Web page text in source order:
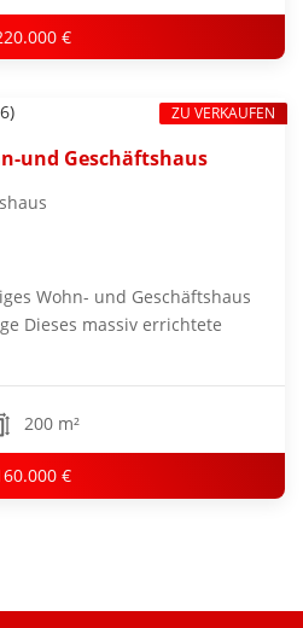
€
und Geschäftshaus
Wohn- und Geschäftshaus
Dieses massiv errichtete
200 m²
€
ZU VERKAUFEN